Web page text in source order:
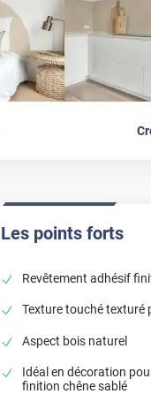
Les points forts
Revêtement adhésif
Texture touché texturé
Aspect bois naturel
Idéal en décoration
finition chêne sablé